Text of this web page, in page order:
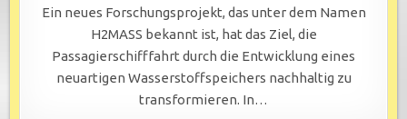
Ein neues Forschungsprojekt, das unter dem Namen
H2MASS bekannt ist, hat das Ziel, die
Passagierschifffahrt durch die Entwicklung eines
neuartigen Wasserstoffspeichers nachhaltig zu
transformieren. In…